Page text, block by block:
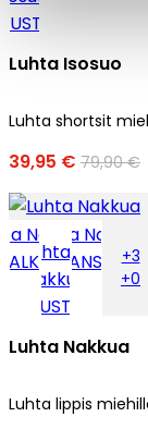
Luhta Isosuo
Luhta shortsit
39,95 € 79,90 €
+3
+0
Luhta Nakkua
Luhta lippis